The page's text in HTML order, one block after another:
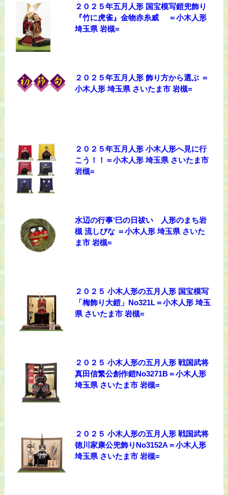
２０２５年五月人形 国宝模写鎧兜飾り
『竹に虎雀』金物赤糸威 ＝小木人形
埼玉県 岩槻=
２０２５年五月人形 飾り方から選ぶ ＝
小木人形 埼玉県 さいたま市 岩槻=
２０２５年五月人形 小木人形へ見に行
こう！！＝小木人形 埼玉県 さいたま市
岩槻=
水辺の行事‘巳の日祓い 人形のまち岩
槻 流しびな ＝小木人形 埼玉県 さいた
ま市 岩槻=
２０２５ 小木人形の五月人形 国宝模写
「梅飾り大鎧」No321L＝小木人形 埼玉
県 さいたま市 岩槻=
２０２５ 小木人形の五月人形 戦国武将
真田信繁公創作鎧No3271B＝小木人形
埼玉県 さいたま市 岩槻=
２０２５ 小木人形の五月人形 戦国武将
徳川家康公兜飾りNo3152A＝小木人形
埼玉県 さいたま市 岩槻=